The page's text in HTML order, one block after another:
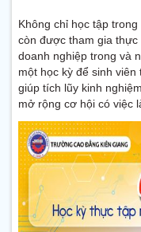
Không chỉ học tập
còn được tham gia
doanh nghiệp trong và
một học kỳ để sinh
giúp tích lũy kinh
mở rộng cơ hội có việc